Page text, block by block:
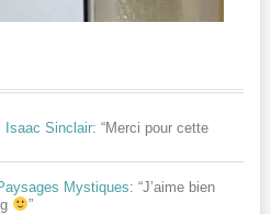
Isaac Sinclair: “Merci pour cette
Mystiques: “J’aime bien
”